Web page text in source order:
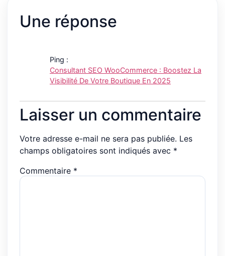
Une réponse
Ping :
Consultant SEO WooCommerce : Boostez La
Visibilité De Votre Boutique En 2025
Laisser un commentaire
Votre adresse e-mail ne sera pas publiée. Les
champs obligatoires sont indiqués avec *
Commentaire *